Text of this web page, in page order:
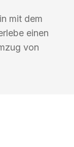
mit dem
einen
von